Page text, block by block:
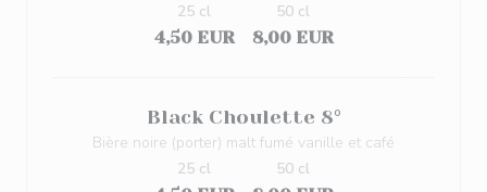
4,50 EUR
25 cl
8,00 EUR
50 cl
Black Choulette 8°
Bière noire (porter) malt fumé vanille et café
25 cl
50 cl